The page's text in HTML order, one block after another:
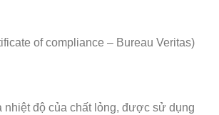
of compliance – Bureau Veritas)
độ của chất lỏng, được sử dụng